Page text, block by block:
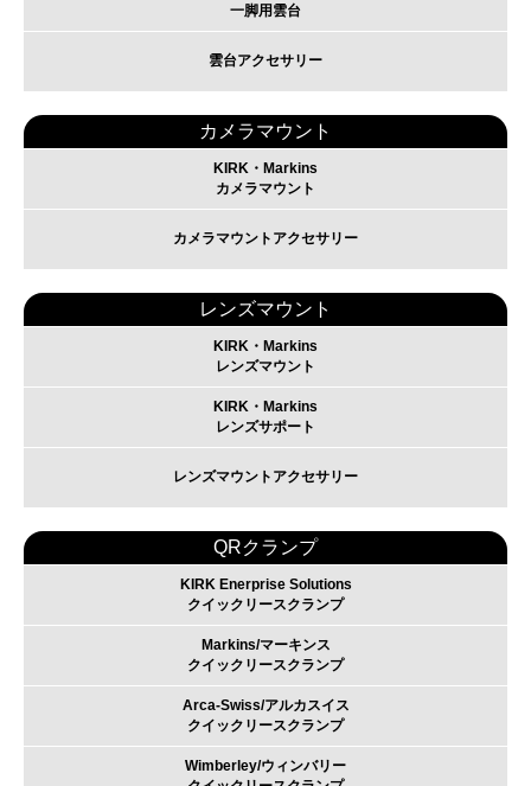
一脚用雲台
雲台アクセサリー
カメラマウント
KIRK・Markins
カメラマウント
カメラマウントアクセサリー
レンズマウント
KIRK・Markins
レンズマウント
KIRK・Markins
レンズサポート
レンズマウントアクセサリー
QRクランプ
KIRK Enerprise Solutions
クイックリースクランプ
Markins/マーキンス
クイックリースクランプ
Arca-Swiss/アルカスイス
クイックリースクランプ
Wimberley/ウィンバリー